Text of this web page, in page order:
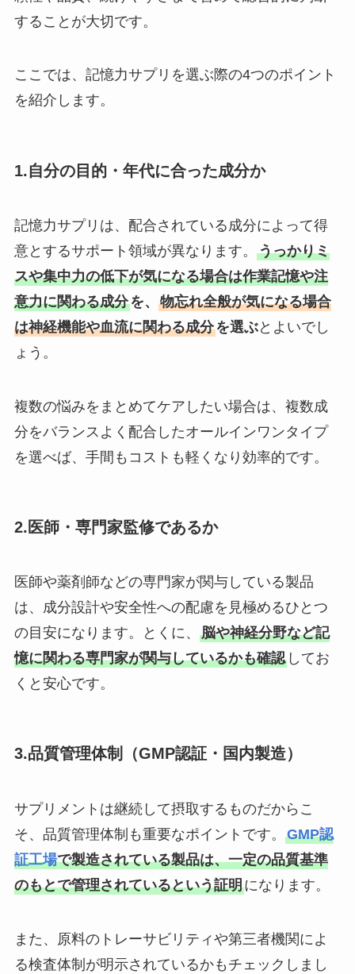
することが大切です。
ここでは、記憶力サプリを選ぶ際の4つのポイント
を紹介します。
1.自分の目的・年代に合った成分か
記憶力サプリは、配合されている成分によって得
意とするサポート領域が異なります。 うっかりミ
スや集中力の低下が気になる場合は作業記憶や注
意力に関わる成分を、 物忘れ全般が気になる場合
は神経機能や血流に関わる成分を選ぶとよいでし
ょう。
複数の悩みをまとめてケアしたい場合は、複数成
分をバランスよく配合したオールインワンタイプ
を選べば、手間もコストも軽くなり効率的です。
2.医師・専門家監修であるか
医師や薬剤師などの専門家が関与している製品
は、成分設計や安全性への配慮を見極めるひとつ
の目安になります。とくに、 脳や神経分野など記
憶に関わる専門家が関与しているかも確認してお
くと安心です。
3.品質管理体制（GMP認証・国内製造）
サプリメントは継続して摂取するものだからこ
そ、品質管理体制も重要なポイントです。 GMP認
証工場で製造されている製品は、一定の品質基準
のもとで管理されているという証明になります。
また、原料のトレーサビリティや第三者機関によ
る検査体制が明示されているかもチェックしまし